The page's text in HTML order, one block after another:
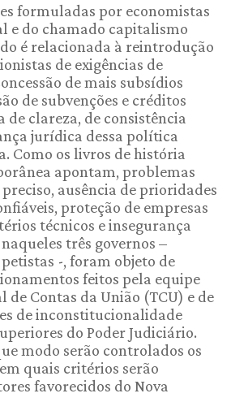
formuladas por economistas
e do chamado capitalismo
é relacionada à reintrodução
de exigências de
de mais subsídios
de subvenções e créditos
clareza, de consistência
jurídica dessa política
Como os livros de história
apontam, problemas
ausência de prioridades
proteção de empresas
técnicos e insegurança
três governos –
-, foram objeto de
feitos pela equipe
Contas da União (TCU) e de
de inconstitucionalidade
do Poder Judiciário.
modo serão controlados os
quais critérios serão
favorecidos do Nova